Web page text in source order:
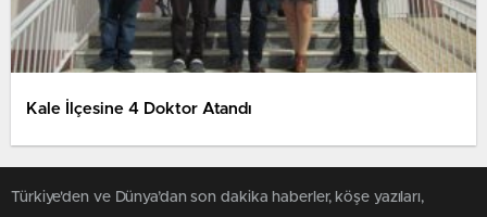
Kale İlçesine 4 Doktor Atandı
Türkiye'den ve Dünya’dan son dakika haberler, köşe yazıları,